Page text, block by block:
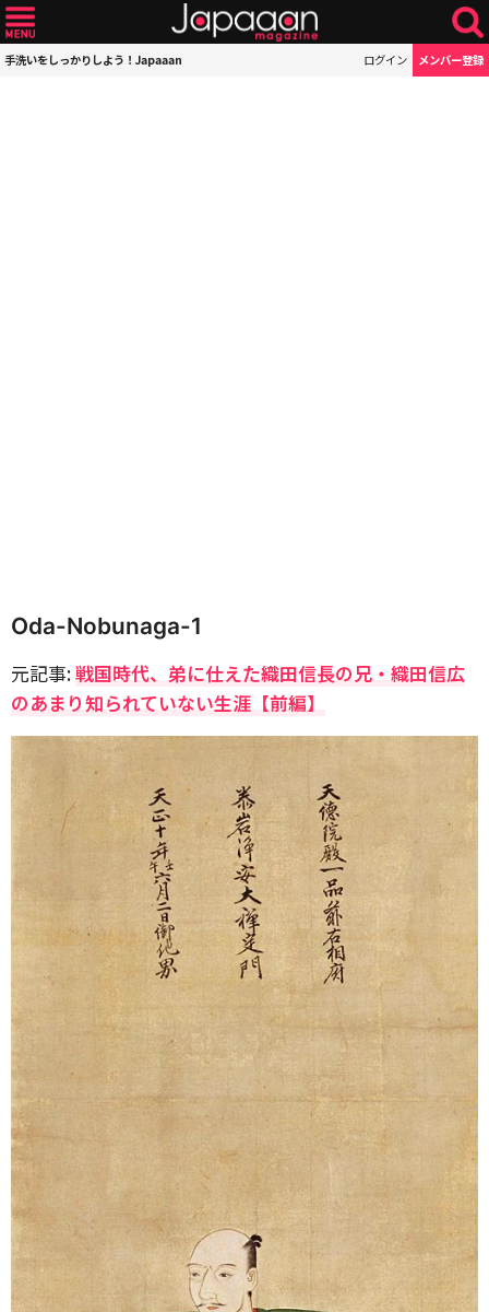
手洗いをしっかりしよう！Japaaan ログイン メンバー登録
Oda-Nobunaga-1
元記事:戦国時代、弟に仕えた織田信長の兄・織田信広
のあまり知られていない生涯【前編】